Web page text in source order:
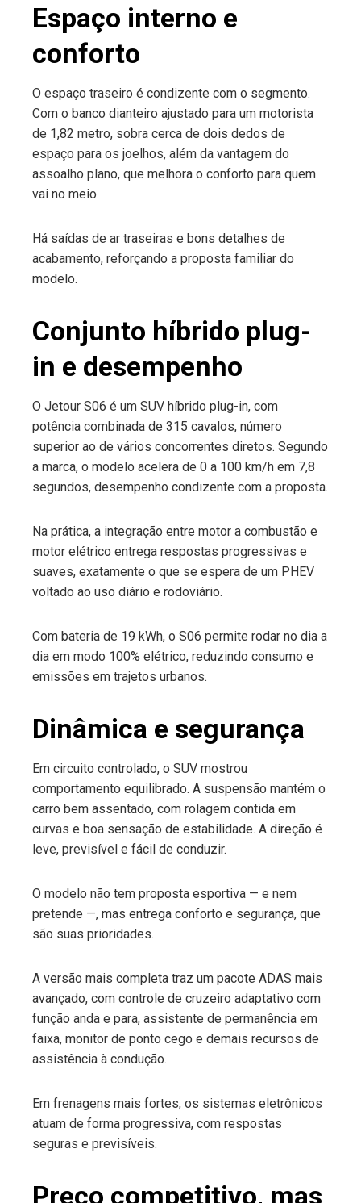
Espaço interno e
conforto
O espaço traseiro é condizente com o segmento.
Com o banco dianteiro ajustado para um motorista
de 1,82 metro, sobra cerca de dois dedos de
espaço para os joelhos, além da vantagem do
assoalho plano, que melhora o conforto para quem
vai no meio.
Há saídas de ar traseiras e bons detalhes de
acabamento, reforçando a proposta familiar do
modelo.
Conjunto híbrido plug-
in e desempenho
O Jetour S06 é um SUV híbrido plug-in, com
potência combinada de 315 cavalos, número
superior ao de vários concorrentes diretos. Segundo
a marca, o modelo acelera de 0 a 100 km/h em 7,8
segundos, desempenho condizente com a proposta.
Na prática, a integração entre motor a combustão e
motor elétrico entrega respostas progressivas e
suaves, exatamente o que se espera de um PHEV
voltado ao uso diário e rodoviário.
Com bateria de 19 kWh, o S06 permite rodar no dia a
dia em modo 100% elétrico, reduzindo consumo e
emissões em trajetos urbanos.
Dinâmica e segurança
Em circuito controlado, o SUV mostrou
comportamento equilibrado. A suspensão mantém o
carro bem assentado, com rolagem contida em
curvas e boa sensação de estabilidade. A direção é
leve, previsível e fácil de conduzir.
O modelo não tem proposta esportiva — e nem
pretende —, mas entrega conforto e segurança, que
são suas prioridades.
A versão mais completa traz um pacote ADAS mais
avançado, com controle de cruzeiro adaptativo com
função anda e para, assistente de permanência em
faixa, monitor de ponto cego e demais recursos de
assistência à condução.
Em frenagens mais fortes, os sistemas eletrônicos
atuam de forma progressiva, com respostas
seguras e previsíveis.
Preço competitivo, mas